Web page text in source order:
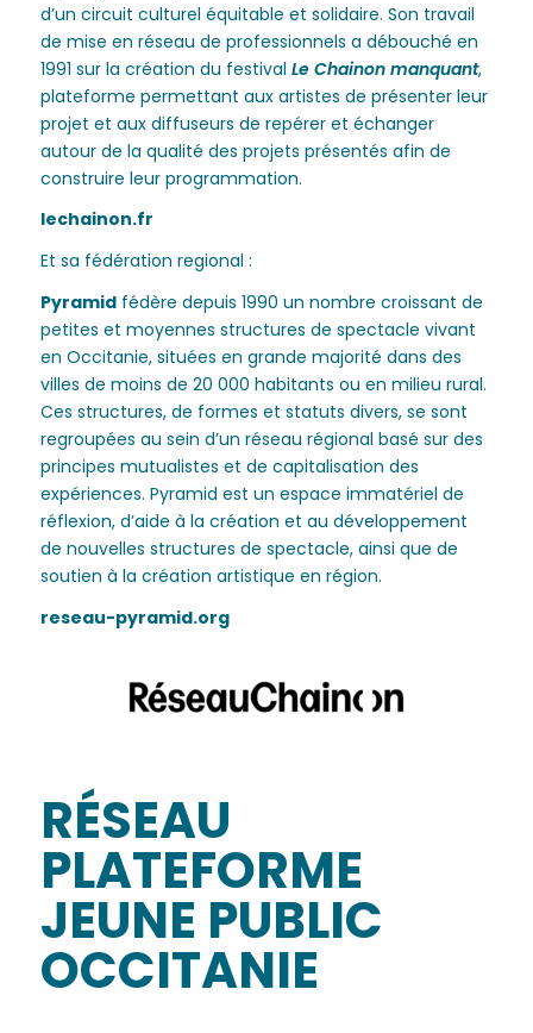
d’un circuit culturel équitable et solidaire. Son travail
de mise en réseau de professionnels a débouché en
1991 sur la création du festival Le Chainon manquant,
plateforme permettant aux artistes de présenter leur
projet et aux diffuseurs de repérer et échanger
autour de la qualité des projets présentés afin de
construire leur programmation.
lechainon.fr
Et sa fédération regional :
Pyramidfédère depuis 1990 un nombre croissant de
petites et moyennes structures de spectacle vivant
en Occitanie, situées en grande majorité dans des
villes de moins de 20 000 habitants ou en milieu rural.
Ces structures, de formes et statuts divers, se sont
regroupées au sein d’un réseau régional basé sur des
principes mutualistes et de capitalisation des
expériences. Pyramid est un espace immatériel de
réflexion, d’aide à la création et au développement
de nouvelles structures de spectacle, ainsi que de
soutien à la création artistique en région.
reseau-pyramid.org
RÉSEAU
PLATEFORME
JEUNE PUBLIC
OCCITANIE